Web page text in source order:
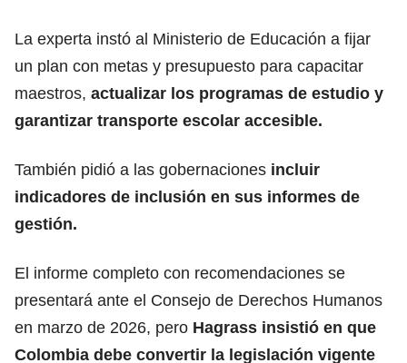
La experta instó al Ministerio de Educación a fijar
un plan con metas y presupuesto para capacitar
maestros, actualizar los programas de estudio y
garantizar transporte escolar accesible.
También pidió a las gobernaciones incluir
indicadores de inclusión en sus informes de
gestión.
El informe completo con recomendaciones se
presentará ante el Consejo de Derechos Humanos
en marzo de 2026, pero Hagrass insistió en que
Colombia debe convertir la legislación vigente